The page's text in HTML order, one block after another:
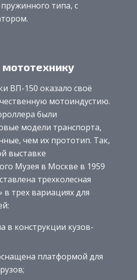
типа, с
мототехнику
ВП-150 оказало своё
мотоиндустию.
были
модели транспорта,
чем их прототип. Так,
выставке
Музея в Москве в 1959
трехколесная
в трех вариациях для
в конструкции кузов-
платформой для